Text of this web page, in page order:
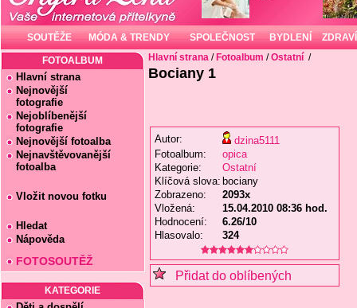
SOUTĚŽE MÓDA & TRENDY SPOLEČNOST BYDLENÍ ZDRAVÍ
FOTOALBUM
Hlavní strana
Nejnovější
fotografie
Nejoblíbenější
fotografie
Nejnovější fotoalba
Nejnavštěvovanější
fotoalba
Vložit novou fotku
Hledat
Nápověda
FOTOSOUTĚŽ
KATEGORIE
Hlavní strana / Fotoalbum /Ostatní /
Bociany 1
Autor:
dzina5111
Fotoalbum:
opica
Kategorie:
Ostatní
Klíčová slova: bociany
Zobrazeno:
2093x
Vložená:
15.04.2010 08:36 hod.
Hodnocení:
6.26/10
Hlasovalo:
324
Přidat do oblíbených